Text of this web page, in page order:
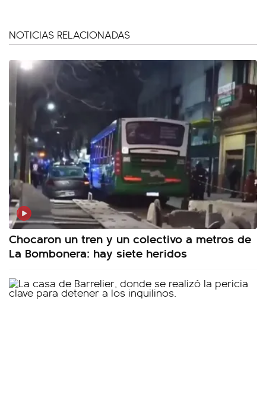
NOTICIAS RELACIONADAS
Chocaron un tren y un colectivo a metros de
La Bombonera: hay siete heridos